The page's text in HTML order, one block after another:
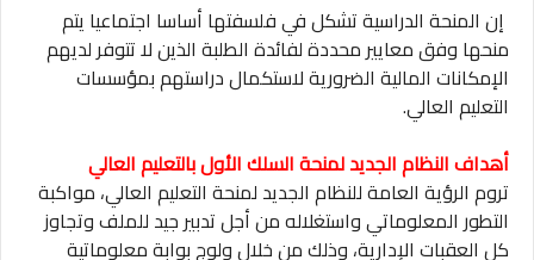
إن المنحة الدراسية تشكل في فلسفتها أساسا اجتماعيا يتم
منحها وفق معايير محددة لفائدة الطلبة الذين لا تتوفر لديهم
الإمكانات المالية الضرورية لاستكمال دراستهم بمؤسسات
التعليم العالي.
أهداف النظام الجديد لمنحة السلك الأول بالتعليم العالي
تروم الرؤية العامة للنظام الجديد لمنحة التعليم العالي، مواكبة
التطور المعلوماتي واستغلاله من أجل تدبير جيد للملف وتجاوز
كل العقبات الإدارية، وذلك من خلال ولوج بوابة معلوماتية